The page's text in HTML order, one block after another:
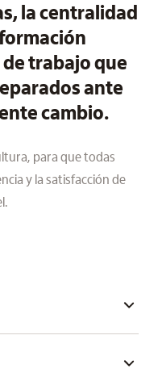
la centralidad
trabajo que
ante
cambio.
para que todas
y la satisfacción de